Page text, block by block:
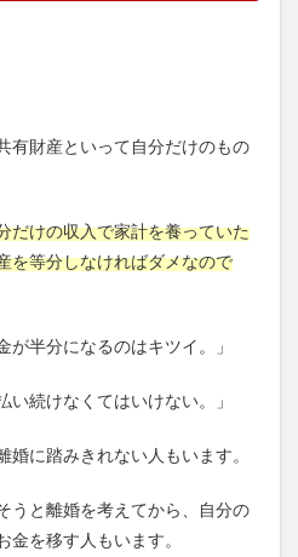
有財産といって自分だけのもの
だけの収入で家計を養っていた
を等分しなければダメなので
が半分になるのはキツイ。」
い続けなくてはいけない。」
に踏みきれない人もいます。
うと離婚を考えてから、自分の
を移す人もいます。